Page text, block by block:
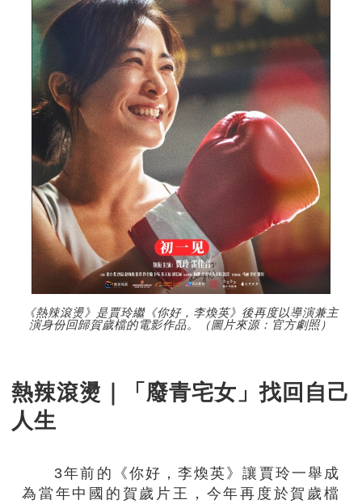
《熱辣滾燙》是賈玲繼《你好，李煥英》後再度以導演兼主
演身份回歸賀歲檔的電影作品。（圖片來源：官方劇照）
熱辣滾燙｜「廢青宅女」找回自己
人生
3年前的《你好，李煥英》讓賈玲一舉成
為當年中國的賀歲片王，今年再度於賀歲檔